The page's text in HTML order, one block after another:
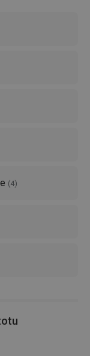
(4)